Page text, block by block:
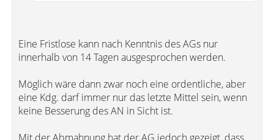
Eine Fristlose kann nach Kenntnis des AGs nur
innerhalb von 14 Tagen ausgesprochen werden.
Möglich wäre dann zwar noch eine ordentliche, aber
eine Kdg. darf immer nur das letzte Mittel sein, wenn
keine Besserung des AN in Sicht ist.